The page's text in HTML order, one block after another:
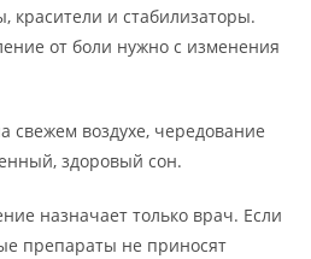
красители и стабилизаторы.
от боли нужно с изменения
свежем воздухе, чередование
здоровый сон.
назначает только врач. Если
препараты не приносят